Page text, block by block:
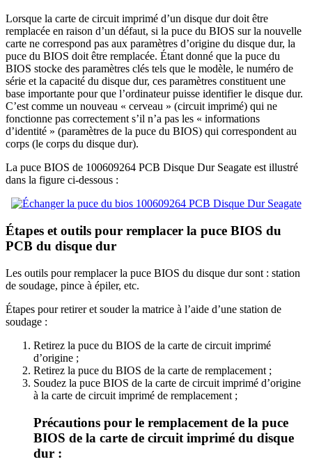
Lorsque la carte de circuit imprimé d’un disque dur doit être
remplacée en raison d’un défaut, si la puce du BIOS sur la nouvelle
carte ne correspond pas aux paramètres d’origine du disque dur, la
puce du BIOS doit être remplacée. Étant donné que la puce du
BIOS stocke des paramètres clés tels que le modèle, le numéro de
série et la capacité du disque dur, ces paramètres constituent une
base importante pour que l’ordinateur puisse identifier le disque dur.
C’est comme un nouveau « cerveau » (circuit imprimé) qui ne
fonctionne pas correctement s’il n’a pas les « informations
d’identité » (paramètres de la puce du BIOS) qui correspondent au
corps (le corps du disque dur).
La puce BIOS de 100609264 PCB Disque Dur Seagate est illustré
dans la figure ci-dessous :
Étapes et outils pour remplacer la puce BIOS du
PCB du disque dur
Les outils pour remplacer la puce BIOS du disque dur sont : station
de soudage, pince à épiler, etc.
Étapes pour retirer et souder la matrice à l’aide d’une station de
soudage :
Retirez la puce du BIOS de la carte de circuit imprimé
d’origine ;
Retirez la puce du BIOS de la carte de remplacement ;
Soudez la puce BIOS de la carte de circuit imprimé d’origine
à la carte de circuit imprimé de remplacement ;
Précautions pour le remplacement de la puce
BIOS de la carte de circuit imprimé du disque
dur :